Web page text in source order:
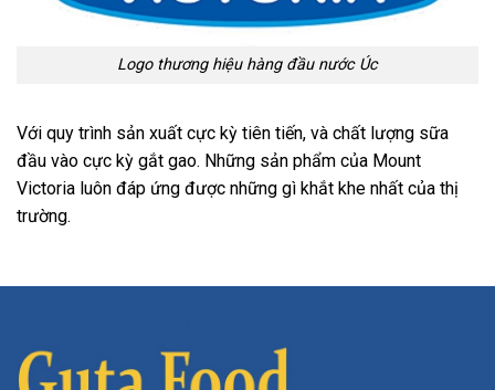
Logo thương hiệu hàng đầu nước Úc
Với quy trình sản xuất cực kỳ tiên tiến, và chất lượng sữa
đầu vào cực kỳ gắt gao. Những sản phẩm của Mount
Victoria luôn đáp ứng được những gì khắt khe nhất của thị
trường.